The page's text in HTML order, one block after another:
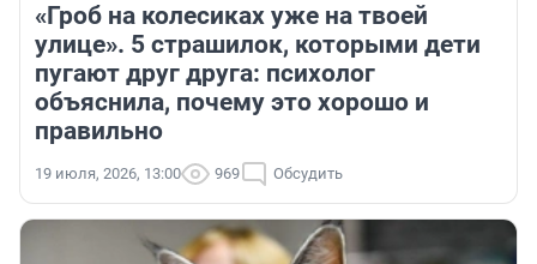
«Гроб на колесиках уже на твоей
улице». 5 страшилок, которыми дети
пугают друг друга: психолог
объяснила, почему это хорошо и
правильно
19 июля, 2026, 13:00 969 Обсудить